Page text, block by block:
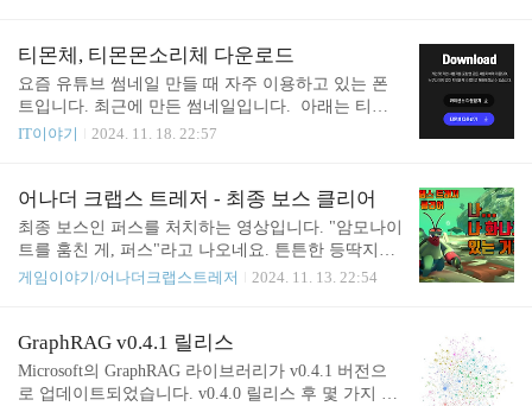
고 하여 Claude를 이용해서 가사를 생성하였습니다.S
UNO에서 노래 생성앞서 생성한 가사를 SUNO에 넣
고 노래를 생성합니다.기본적으로 노래가 2개씩 생
이미지도 생성해 줍니다.hedra에서 캐릭터 생성예전
hedra서비스를 이용하였습니다.hedra에서 비디오 생
성앞서 생성한 노래와 캐릭터를 hedra 비디오 생성기
에 넣고..
티몬체, 티몬몬소리체 다운로드
요즘 유튜브 썸네일 만들 때 자주 이용하고 있는 폰
트입니다. 최근에 만든 썸네일입니다. 아래는 티몬
체를 다운로드할 수 있는 페이지의 내용입니다. 주소
이 자유롭게 수정하고 재배포할 수 있다고 하여 블로
그에도 올려둡니다. 언젠가 해당 페이지의 운영이 끝
나더라도 여기서 다운로드할 수 있습니다. 라이선
IT이야기 2024. 11. 18. 22:57
어나더 크랩스 트레저 - 최종 보스 클리어
최종 보스인 퍼스를 처치하는 영상입니다. "암모나이
트를 훔친 게, 퍼스"라고 나오네요. 튼튼한 등딱지를
얻었기 때문에 적당히 방어하면서 싸우면 체력 소모
처리할 수 있습니다. 처치하면 최종 보스답게 페이즈
2가 진행됩니다. 페이즈 2의 보스명은 "낭비의 화신,
퍼스"입니다.하지만 역시 튼튼한 등딱지와 전기뱀장
게임이야기/어나더크랩스트레저 2024. 11. 13. 22:54
GraphRAG v0.4.1 릴리스
Microsoft의 GraphRAG 라이브러리가 v0.4.1 버전으
로 업데이트되었습니다. v0.4.0 릴리스 후 몇 가지 개